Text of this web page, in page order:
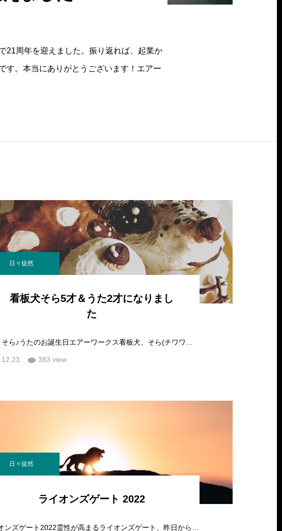
21周年を迎えました。振り返れば、起業か
す。本当にありがとうございます！エアー
日々徒然
看板犬そら5才＆うた2才になりまし
た
383 view
日々徒然
ライオンズゲート 2022